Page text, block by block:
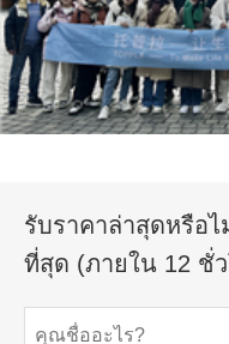
รับราคาล่าสุดหรือไ
ที่สุด (ภายใน 12 ชั่